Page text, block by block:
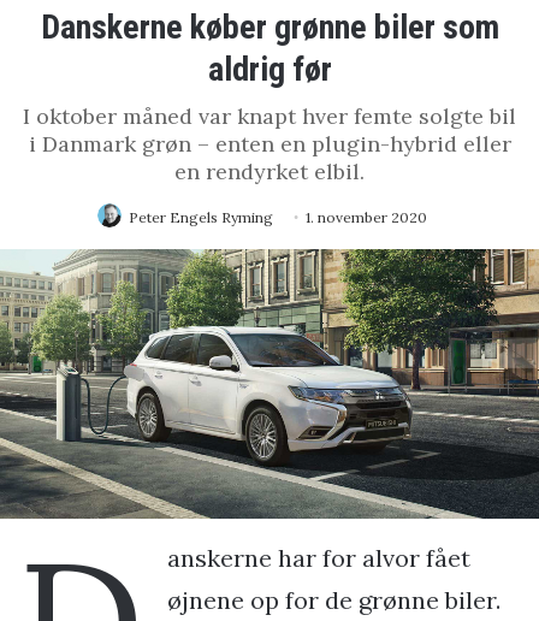
Danskerne køber grønne biler som
aldrig før
I oktober måned var knapt hver femte solgte bil
i Danmark grøn – enten en plugin-hybrid eller
en rendyrket elbil.
Peter Engels Ryming 1. november 2020
anskerne har for alvor fået
øjnene op for de grønne biler.